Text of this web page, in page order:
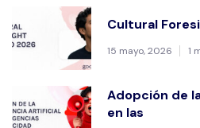
Cultural
15 mayo, 2026 1
Adopción de
en las